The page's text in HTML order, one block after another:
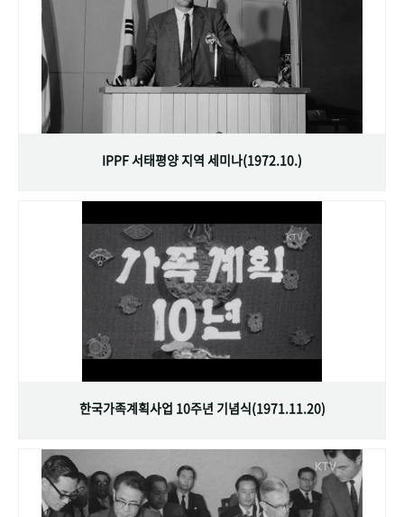
IPPF 서태평양 지역 세미나(1972.10.)
한국가족계획사업 10주년 기념식(1971.11.20)